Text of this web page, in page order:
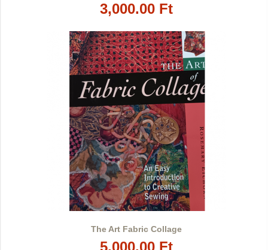
3,000.00 Ft
The Art Fabric Collage
5,000.00 Ft